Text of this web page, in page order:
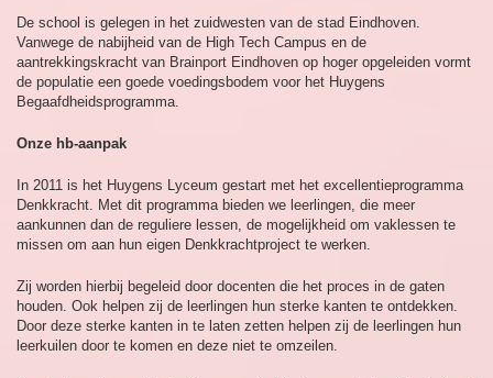
De school is gelegen in het zuidwesten van de stad Eindhoven.
Vanwege de nabijheid van de High Tech Campus en de
aantrekkingskracht van Brainport Eindhoven op hoger opgeleiden vormt
de populatie een goede voedingsbodem voor het Huygens
Begaafdheidsprogramma.
Onze hb-aanpak
In 2011 is het Huygens Lyceum gestart met het excellentieprogramma
Denkkracht. Met dit programma bieden we leerlingen, die meer
aankunnen dan de reguliere lessen, de mogelijkheid om vaklessen te
missen om aan hun eigen Denkkrachtproject te werken.
Zij worden hierbij begeleid door docenten die het proces in de gaten
houden. Ook helpen zij de leerlingen hun sterke kanten te ontdekken.
Door deze sterke kanten in te laten zetten helpen zij de leerlingen hun
leerkuilen door te komen en deze niet te omzeilen.